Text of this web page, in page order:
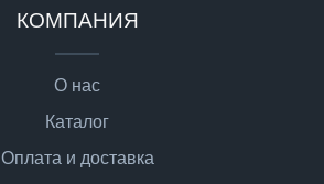
КОМПАНИЯ
О нас
Каталог
Оплата и доставка